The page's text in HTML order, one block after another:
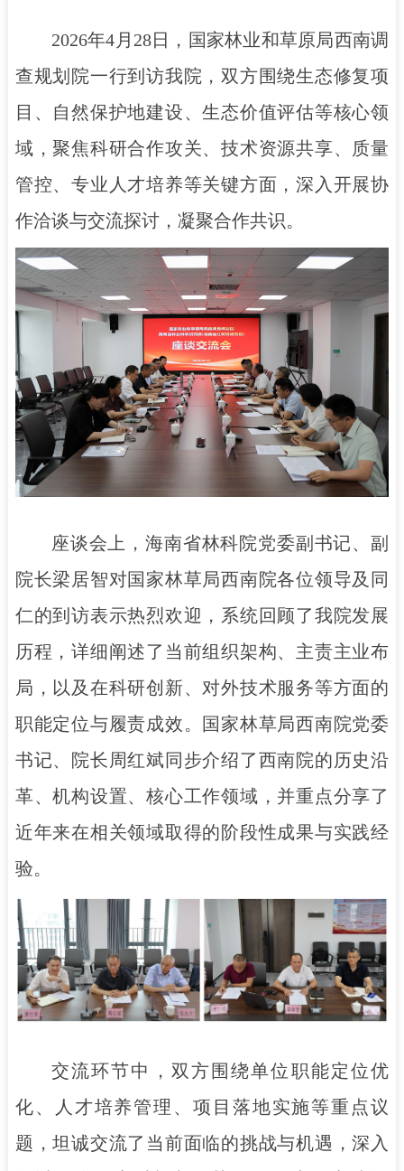
2026年4月28日，国家林业和草原局西南调
查规划院一行到访我院，双方围绕生态修复项
目、自然保护地建设、生态价值评估等核心领
域，聚焦科研合作攻关、技术资源共享、质量
管控、专业人才培养等关键方面，深入开展协
作洽谈与交流探讨，凝聚合作共识。
座谈会上，海南省林科院党委副书记、副
院长梁居智对国家林草局西南院各位领导及同
仁的到访表示热烈欢迎，系统回顾了我院发展
历程，详细阐述了当前组织架构、主责主业布
局，以及在科研创新、对外技术服务等方面的
职能定位与履责成效。国家林草局西南院党委
书记、院长周红斌同步介绍了西南院的历史沿
革、机构设置、核心工作领域，并重点分享了
近年来在相关领域取得的阶段性成果与实践经
验。
交流环节中，双方围绕单位职能定位优
化、人才培养管理、项目落地实施等重点议
题，坦诚交流了当前面临的挑战与机遇，深入